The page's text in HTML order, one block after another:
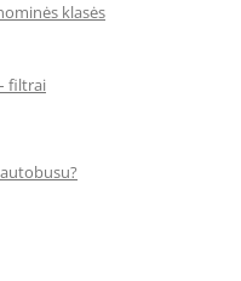
klasės
filtrai